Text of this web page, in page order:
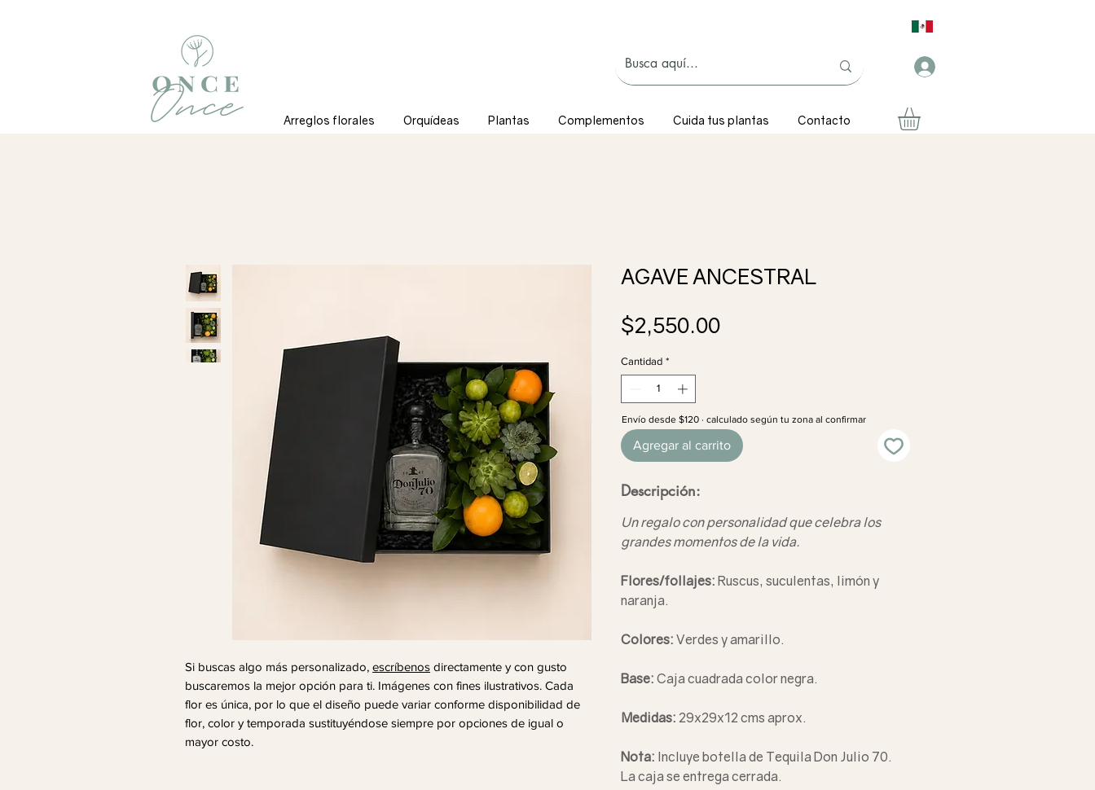
Arreglos florales Orquídeas Plantas Complementos Cuida tus plantas Contacto
Si buscas algo más personalizado, escríbenos directamente y con gusto
buscaremos la mejor opción para ti. Imágenes con fines ilustrativos. Cada
flor es única, por lo que el diseño puede variar conforme disponibilidad de
flor, color y temporada sustituyéndose siempre por opciones de igual o
mayor costo.
AGAVE ANCESTRAL
$2,550.00Precio
Cantidad *
Agregar al carrito
Descripción:
Un regalo con personalidad que celebra los
grandes momentos de la vida.
Flores/follajes: Ruscus, suculentas, limón y
naranja.
Colores: Verdes y amarillo.
Base: Caja cuadrada color negra.
Medidas: 29x29x12 cms aprox.
Nota: Incluye botella de Tequila Don Julio 70.
La caja se entrega cerrada.
Envío desde $120 · calculado según tu zona al confirmar